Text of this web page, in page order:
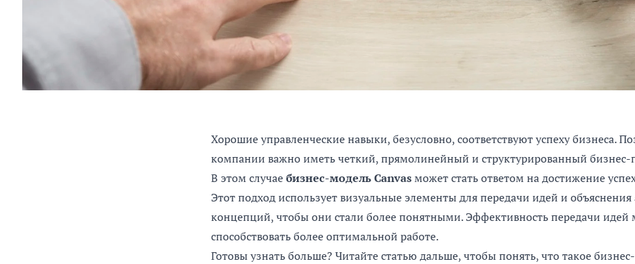
Хорошие управленческие навыки, безусловно, соответствуют успеху бизнеса.
компании важно иметь четкий, прямолинейный и структурированный бизнес-
В этом случаебизнес-модель Canvasможет стать ответом на достижение
Этот подход использует визуальные элементы для передачи идей и объяснения
концепций, чтобы они стали более понятными. Эффективность передачи идей
способствовать более оптимальной работе.
Готовы узнать больше? Читайте статью дальше, чтобы понять, что такое